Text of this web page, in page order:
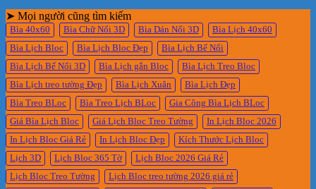
➤ Mọi người cũng tìm kiếm
Bìa 40x60 Bìa Chữ Nổi 3D Bìa Dán Nổi 3D
Bìa Lịch 40x60
Bìa Lịch Bloc
Bìa Lịch Bloc Đẹp
Bìa Lịch Bế Nổi
Bìa Lịch Bế Nổi 3D
Bìa Lịch gắn Bloc
Bìa Lịch Treo Bloc
Bìa Lịch treo tường Đẹp
Bìa Lịch Xuân
Bìa Lịch Đẹp
Bìa Treo BLoc
Bìa Treo Lịch BLoc
Gia Công Bìa Lịch BLoc
Giá Bìa Lịch Bloc
Giá Lịch Bloc Treo Tường
In Lịch Bloc 2026
In Lịch Bloc Giá Rẻ
In Lịch Bloc Đẹp
Kích Thước Lịch Bloc
Lịch 3D
Lịch Bloc 365 Tờ
Lịch Bloc 2026 Giá Rẻ
Lịch Bloc Treo Tường
Lịch Bloc treo tường 2026 giá rẻ